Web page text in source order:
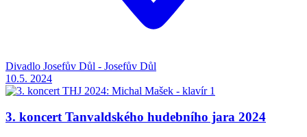
Divadlo Josefův Důl - Josefův Důl
10.5. 2024
3. koncert Tanvaldského hudebního jara 2024